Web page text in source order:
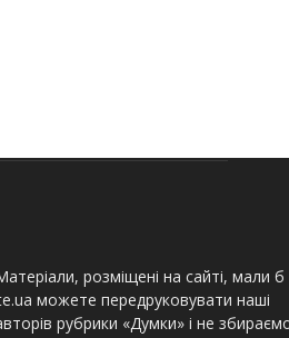
розміщені на сайті, мали б
можете передруковувати наші
рубрики «Думки» і не